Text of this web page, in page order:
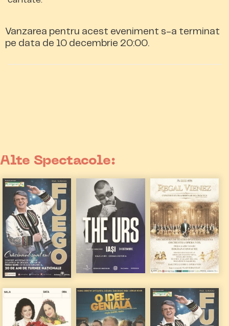
Vanzarea pentru acest eveniment s-a terminat
pe data de 10 decembrie 20:00.
Alte Spectacole: